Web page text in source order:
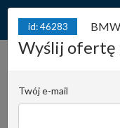
id: 46283
id: 46283
Wyślij ofertę
Twój e-mail